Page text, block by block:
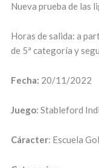
Nueva prueba de las
Horas de salida: a
de 5ª categoría y
Fecha: 20/11/2022
Juego: Stableford
Cáracter: Escuela